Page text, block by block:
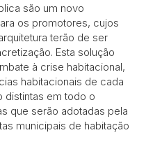
são um novo
os promotores, cujos
terão de ser
Esta solução
à crise habitacional,
habitacionais de cada
distintas em todo o
que serão adotadas pela
municipais de habitação